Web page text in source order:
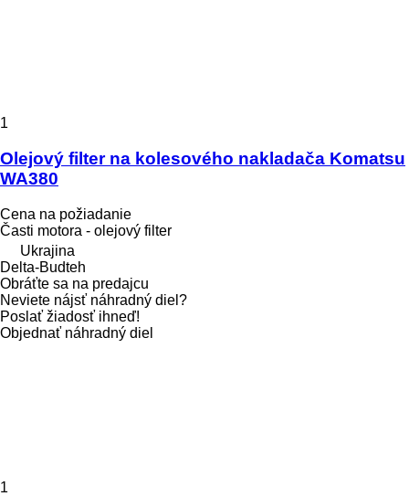
1
Olejový filter na kolesového nakladača Komatsu
WA380
Cena na požiadanie
Časti motora - olejový filter
Ukrajina
Delta-Budteh
Obráťte sa na predajcu
Neviete nájsť náhradný diel?
Poslať žiadosť ihneď!
Objednať náhradný diel
1